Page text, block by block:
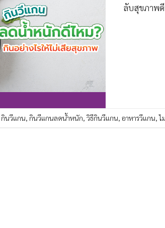
ลับสุขภาพ
กินวีแกน กินวีแกนลดน้ำหนัก ,วิธีกินวีแกน อาหารวีแกน ,ไ